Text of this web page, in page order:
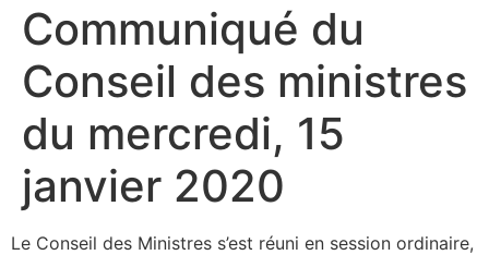
Communiqué du
Conseil des ministres
du mercredi, 15
janvier 2020
Le Conseil des Ministres s’est réuni en session ordinaire,